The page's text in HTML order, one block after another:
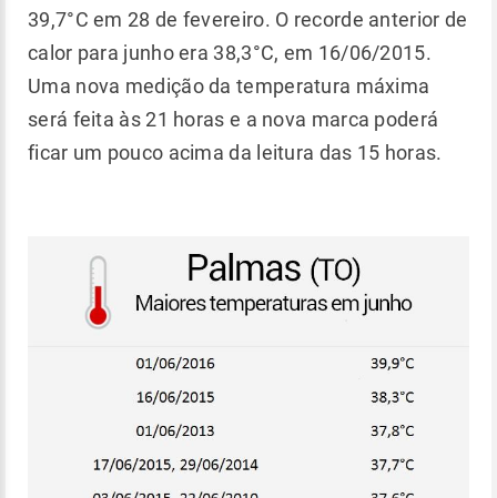
39,7°C em 28 de fevereiro. O recorde anterior de
calor para junho era 38,3°C, em 16/06/2015.
Uma nova medição da temperatura máxima
será feita às 21 horas e a nova marca poderá
ficar um pouco acima da leitura das 15 horas.